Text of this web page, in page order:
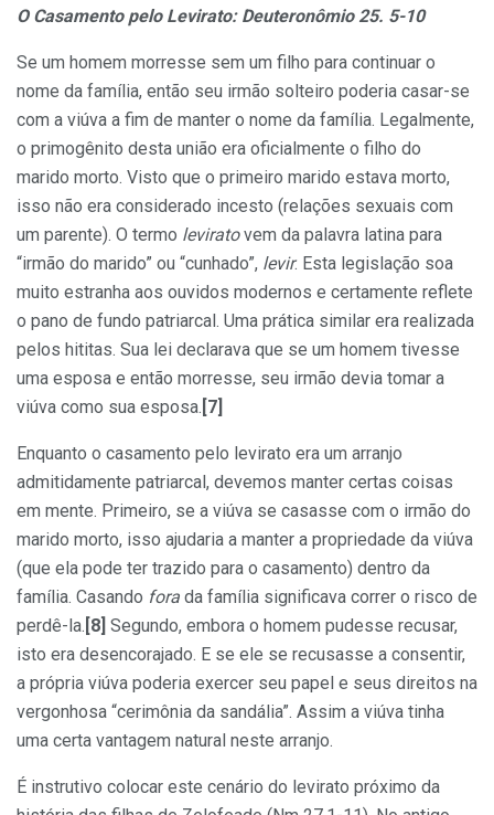
O Casamento pelo Levirato: Deuteronômio 25. 5-10
Se um homem morresse sem um filho para continuar o
nome da família, então seu irmão solteiro poderia casar-se
com a viúva a fim de manter o nome da família. Legalmente,
o primogênito desta união era oficialmente o filho do
marido morto. Visto que o primeiro marido estava morto,
isso não era considerado incesto (relações sexuais com
um parente). O termo leviratovem da palavra latina para
“irmão do marido” ou “cunhado”, levir. Esta legislação soa
muito estranha aos ouvidos modernos e certamente reflete
o pano de fundo patriarcal. Uma prática similar era realizada
pelos hititas. Sua lei declarava que se um homem tivesse
uma esposa e então morresse, seu irmão devia tomar a
viúva como sua esposa. [7]
Enquanto o casamento pelo levirato era um arranjo
admitidamente patriarcal, devemos manter certas coisas
em mente. Primeiro, se a viúva se casasse com o irmão do
marido morto, isso ajudaria a manter a propriedade da viúva
(que ela pode ter trazido para o casamento) dentro da
família. Casando fora da família significava correr o risco de
perdê-la. [8] Segundo, embora o homem pudesse recusar,
isto era desencorajado. E se ele se recusasse a consentir,
a própria viúva poderia exercer seu papel e seus direitos na
vergonhosa “cerimônia da sandália”. Assim a viúva tinha
uma certa vantagem natural neste arranjo.
É instrutivo colocar este cenário do levirato próximo da